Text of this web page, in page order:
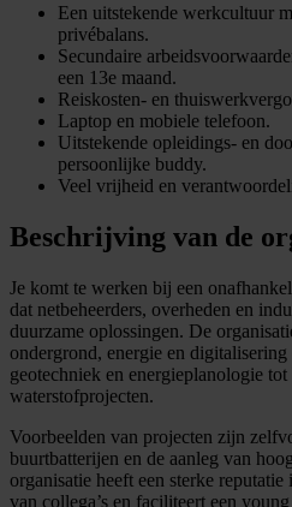
Een uitstekende werkcultuur
privébalans.
Secundaire
een 13e maand.
Reiskosten- en
Laptop en mobiele telefoon.
Uitstekende opleidings- en
persoonlijke buddy.
Veel vrijheid en
Beschrijving van de
Je komt te werken bij een
dat netbeheerders, overheden en
duurzame oplossingen. De
ondergrond, energie en
geotechniek en energieplanologie
waterstofprojecten.
Voorbeelden van projecten zijn
buurtbatterijen en de aanleg van
organisatie heeft een sterke
van collega’s en faciliteert een